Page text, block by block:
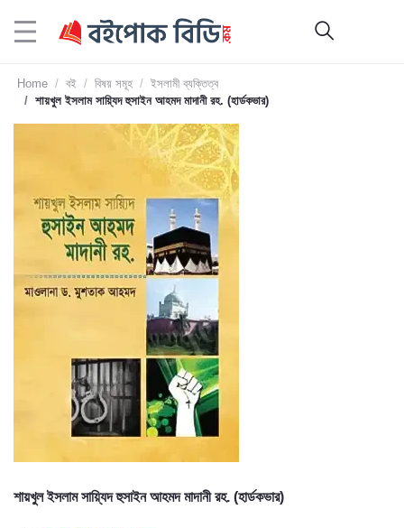
Home বই বিষয় সমূহ
ইসলামী ব্যক্তিত্ব
শায়খুল ইসলাম সায়্যিদ হুসাইন আহমদ মাদানী রহ. (হার্ডকভার)
শায়খুল ইসলাম সায়্যিদ হুসাইন আহমদ মাদানী রহ. (হার্ডকভার)